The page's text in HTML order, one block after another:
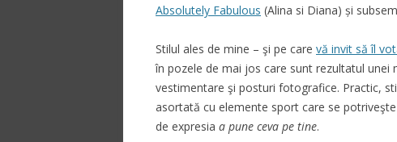
Absolutely Fabulous (Alina si Diana) și
Stilul ales de mine – şi pe care vă invit să îl
în pozele de mai jos care sunt rezultatul
vestimentare şi posturi fotografice. Practic,
asortată cu elemente sport care se
de expresia a pune ceva pe tine.